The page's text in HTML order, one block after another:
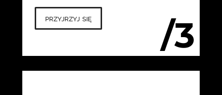
/3
przyjrzyj się